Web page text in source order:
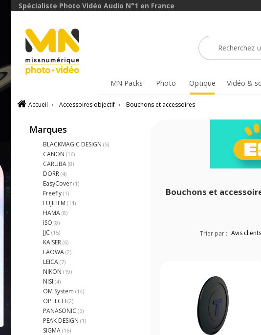
Spécialiste Photo Vidéo Audio N°1 en France
MN Packs Photo Optique Vidéo &
Accueil › Accessoires objectif › Bouchons et accessoires
Marques
BLACKMAGIC DESIGN (5)
CANON (16)
CARUBA (8)
DORR (4)
EasyCover (1)
Freefly (1)
FUJIFILM (14)
HAMA (8)
ISO (8)
JJC (15)
KAISER (6)
LAOWA (2)
LEICA (7)
NIKON (19)
NISI (4)
OM System (14)
OPTECH (2)
PANASONIC (6)
PEAK DESIGN (1)
SIGMA (16)
Bouchons et
Trier par : Avis clients